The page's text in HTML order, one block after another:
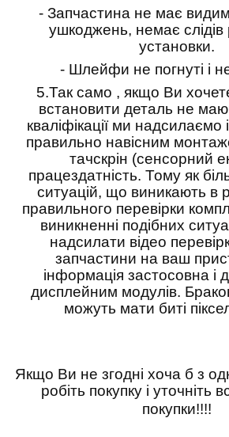
- Запчастина не має
ушкоджень, немає слідів
установки.
- Шлейфи не погнуті і
5.Так само , якщо Ви
встановити деталь не
кваліфікації ми
правильно навісним
тачскрін (сенсорний
працездатність. Тому як
ситуацій, що виникають в
правильного перевірки
виникненні подібних
надсилати відео
запчастини на ваш
інформація застосовна і
дисплейним модулів.
можуть мати биті
Якщо Ви не згодні хоча б з
робіть покупку і уточніть
покупки!!!!